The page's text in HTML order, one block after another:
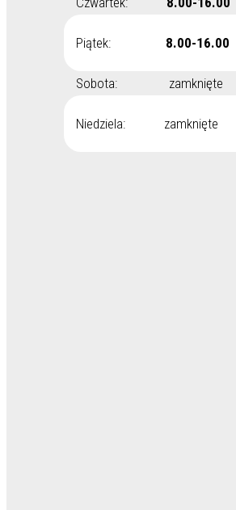
Piątek: 8.00-16.00
Sobota: zamknięte
Niedziela: zamknięte